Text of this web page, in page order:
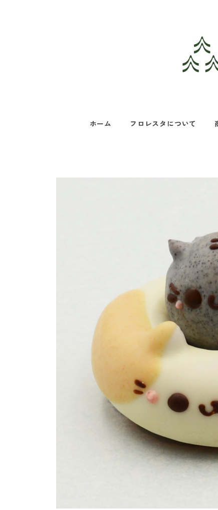
ホーム フロレスタについて